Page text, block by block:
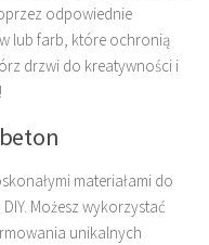
odpowiednie
lub farb, które ochronią
drzwi do kreatywności i
materiałami do
Możesz wykorzystać
unikalnych